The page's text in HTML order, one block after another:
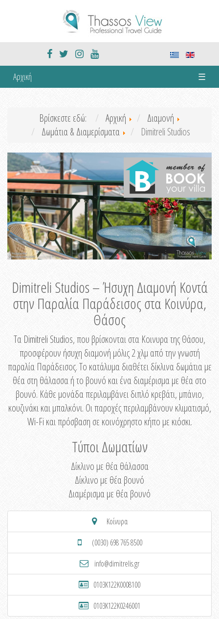
Αρχική ☰
Βρίσκεστε εδώ: Αρχική
Διαμονή
Δωμάτια & Διαμερίσματα
Dimitreli Studios
Dimitreli Studios – Ήσυχη Διαμονή Κοντά
στην Παραλία Παράδεισος στα Κοινύρα,
Θάσος
Τα Dimitreli Studios, που βρίσκονται στα Κοινυρα της Θάσου,
προσφέρουν ήσυχη διαμονή μόλις 2 χλμ από την γνωστή
παραλία Παράδεισος. Το κατάλυμα διαθέτει δίκλινα δωμάτια με
θέα στη θάλασσα ή το βουνό και ένα διαμέρισμα με θέα στο
βουνό. Κάθε μονάδα περιλαμβάνει διπλό κρεβάτι, μπάνιο,
κουζινάκι και μπαλκόνι. Οι παροχές περιλαμβάνουν κλιματισμό,
Wi-Fi και πρόσβαση σε κοινόχρηστο κήπο με κιόσκι.
Τύποι Δωματίων
Δίκλινο με θέα θάλασσα
Δίκλινο με θέα βουνό
Διαμέρισμα με θέα βουνό
Κοίνυρα
(0030) 698 765 8500
info@dimitrelis.gr
0103K122K0008100
0103K122K0246001